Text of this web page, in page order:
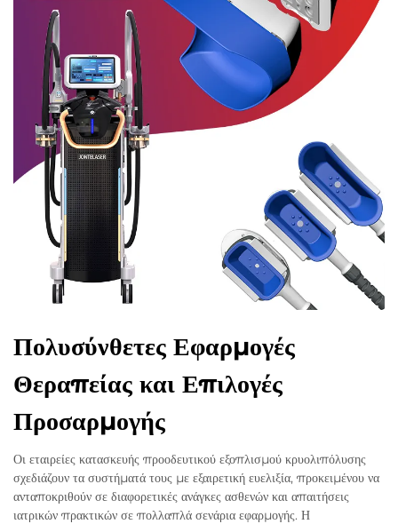
Πολυσύνθετες Εφαρμογές
Θεραπείας και Επιλογές
Προσαρμογής
Οι εταιρείες κατασκευής προοδευτικού εξοπλισμού κρυολιπόλυσης
σχεδιάζουν τα συστήματά τους με εξαιρετική ευελιξία, προκειμένου να
ανταποκριθούν σε διαφορετικές ανάγκες ασθενών και απαιτήσεις
ιατρικών πρακτικών σε πολλαπλά σενάρια εφαρμογής. Η